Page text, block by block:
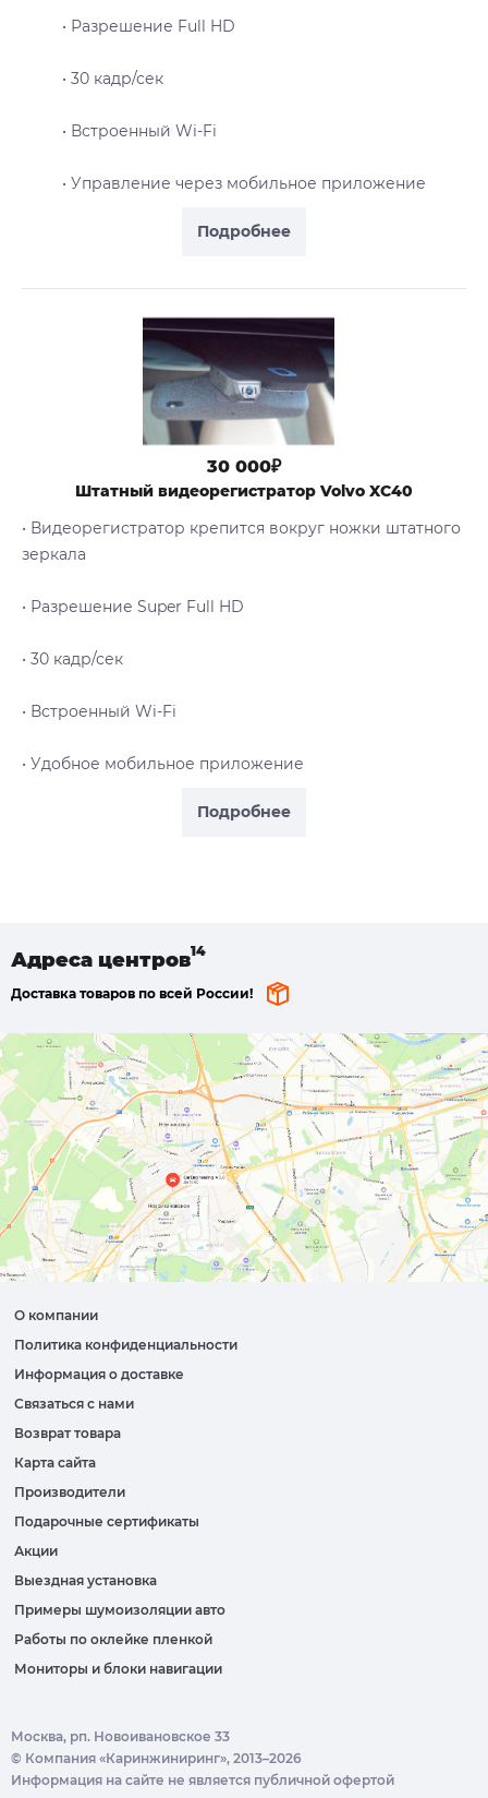
Подробнее
• Разрешение Full HD
• 30 кадр/сек
• Встроенный Wi-Fi
• Управление через мобильное приложение
Подробнее
30 000₽
Штатный видеорегистратор Volvo XC40
• Видеорегистратор крепится вокруг ножки штатного
зеркала
• Разрешение Super Full HD
• 30 кадр/сек
• Встроенный Wi-Fi
• Удобное мобильное приложение
Адреса центров
Доставка товаров по всей России!
О компании
Политика конфиденциальности
Информация о доставке
Связаться с нами
Возврат товара
Карта сайта
Производители
Подарочные сертификаты
Акции
Выездная установка
Примеры шумоизоляции авто
Работы по оклейке пленкой
Мониторы и блоки навигации
© Компания «Каринжиниринг», 2013–2026
Москва, рп. Новоивановское 33
Информация на сайте не является публичной офертой